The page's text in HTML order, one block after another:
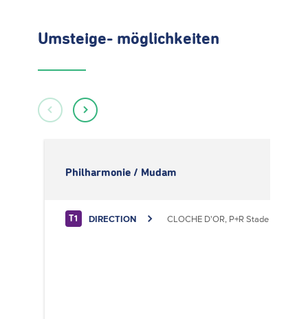
Umsteige- möglichkeiten
Philharmonie / Mudam
T1 DIRECTION CLOCHE D'OR, P+R Stade de